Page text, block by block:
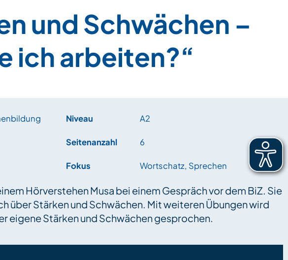
und Schwächen –
ich arbeiten?“
Niveau A2
Seitenanzahl 6
Fokus Wortschatz, Sprechen
Hörverstehen Musa bei einem Gespräch vor dem BiZ. Sie
über Stärken und Schwächen. Mit weiteren Übungen wird
eigene Stärken und Schwächen gesprochen.